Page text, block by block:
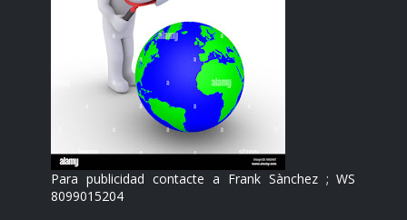
Para publicidad contacte a Frank Sànchez ; WS
8099015204